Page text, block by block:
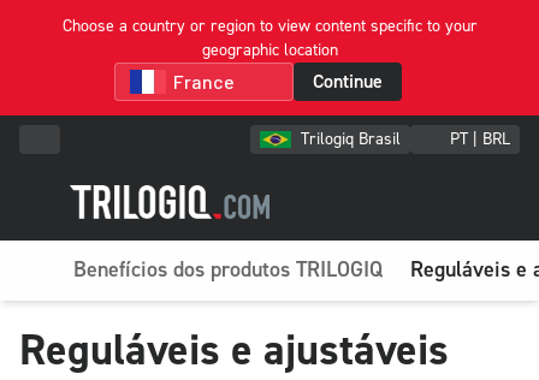
Choose a country or region to view content specific to your
geographic location
Continue
Trilogiq Brasil PT | BRL
Benefícios dos produtos TRILOGIQ Reguláveis e
Reguláveis e ajustáveis